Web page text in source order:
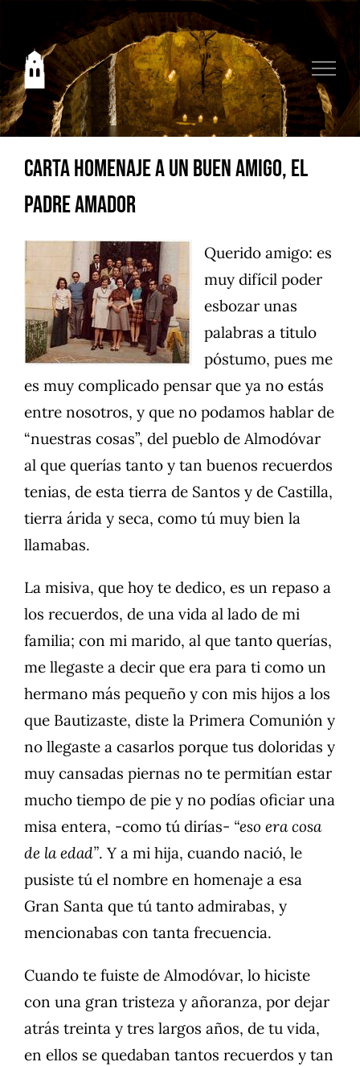
contenido
Carta homenaje a un buen amigo, El
Padre Amador
Querido amigo: es
muy difícil poder
esbozar unas
palabras a titulo
póstumo, pues me
es muy complicado pensar que ya no estás
entre nosotros, y que no podamos hablar de
“nuestras cosas”, del pueblo de Almodóvar
al que querías tanto y tan buenos recuerdos
tenias, de esta tierra de Santos y de Castilla,
tierra árida y seca, como tú muy bien la
llamabas.
La misiva, que hoy te dedico, es un repaso a
los recuerdos, de una vida al lado de mi
familia; con mi marido, al que tanto querías,
me llegaste a decir que era para ti como un
hermano más pequeño y con mis hijos a los
que Bautizaste, diste la Primera Comunión y
no llegaste a casarlos porque tus doloridas y
muy cansadas piernas no te permitían estar
mucho tiempo de pie y no podías oficiar una
misa entera, -como tú dirías- “eso era cosa
de la edad”. Y a mi hija, cuando nació, le
pusiste tú el nombre en homenaje a esa
Gran Santa que tú tanto admirabas, y
mencionabas con tanta frecuencia.
Cuando te fuiste de Almodóvar, lo hiciste
con una gran tristeza y añoranza, por dejar
atrás treinta y tres largos años, de tu vida,
en ellos se quedaban tantos recuerdos y tan